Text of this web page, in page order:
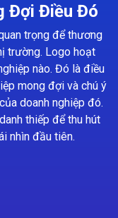
Đợi Điều Đó
trọng để thương
trường. Logo hoạt
nào. Đó là điều
mong đợi và chú ý
doanh nghiệp đó.
thiếp để thu hút
nhìn đầu tiên.